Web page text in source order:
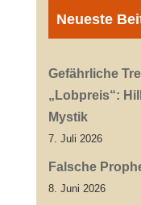
Neueste
Gefährliche
„Lobpreis“:
Mystik
7. Juli 2026
Falsche
8. Juni 2026